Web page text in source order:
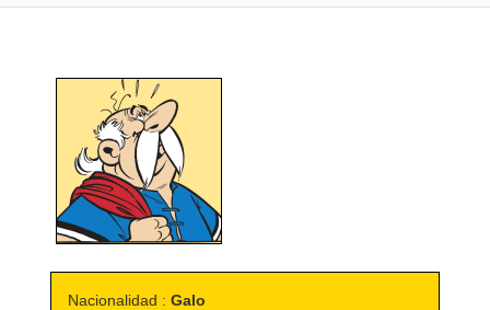
Nacionalidad : Galo